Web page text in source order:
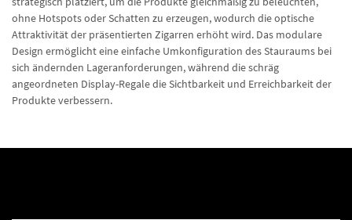
ohne Hotspots oder Schatten zu erzeugen, wodurch die optische
Attraktivität der präsentierten Zigarren erhöht wird. Das modulare
Design ermöglicht eine einfache Umkonfiguration des Stauraums bei
sich ändernden Lageranforderungen, während die schräg
angeordneten Display-Regale die Sichtbarkeit und Erreichbarkeit der
Produkte verbessern.